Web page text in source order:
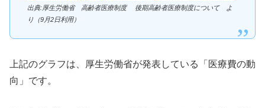
出典:厚生労働省 高齢者医療制度 後期高齢者医療制度について よ
り（9月2日利用）
上記のグラフは、厚生労働省が発表している「医療費の動
向」です。